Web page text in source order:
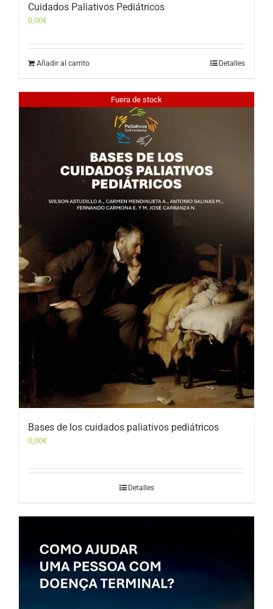
Cuidados Paliativos Pediátricos
0,00€
Añadir al carrito Detalles
Fuera de stock
Bases de los cuidados paliativos pediátricos
0,00€
Detalles